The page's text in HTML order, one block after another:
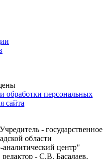
обработки персональных
сайта
- государственное
области
центр"
- С.В. Басалаев.